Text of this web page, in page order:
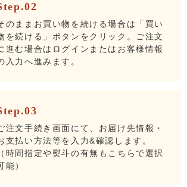
のままお買い物を続ける場合は「買い
を続ける」ボタンをクリック。ご注文
進む場合はログインまたはお客様情報
入力へ進みます。
注文手続き画面にて、お届け先情報・
支払い方法等を入力&確認します。
（時間指定や熨斗の有無もこちらで選択
能）